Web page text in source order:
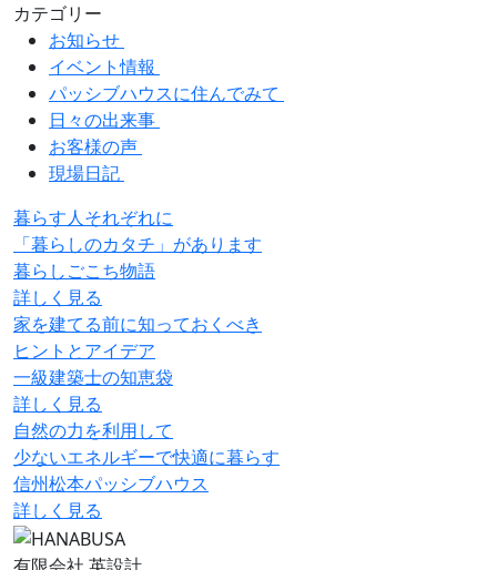
カテゴリー
お知らせ
イベント情報
パッシブハウスに住んでみて
日々の出来事
お客様の声
現場日記
暮らす人それぞれに
「暮らしのカタチ」があります
暮らしごこち物語
詳しく見る
家を建てる前に知っておくべき
ヒントとアイデア
一級建築士の知恵袋
詳しく見る
自然の力を利用して
少ないエネルギーで快適に暮らす
信州松本パッシブハウス
詳しく見る